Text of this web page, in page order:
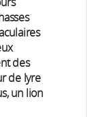
des
de lyre
un lion